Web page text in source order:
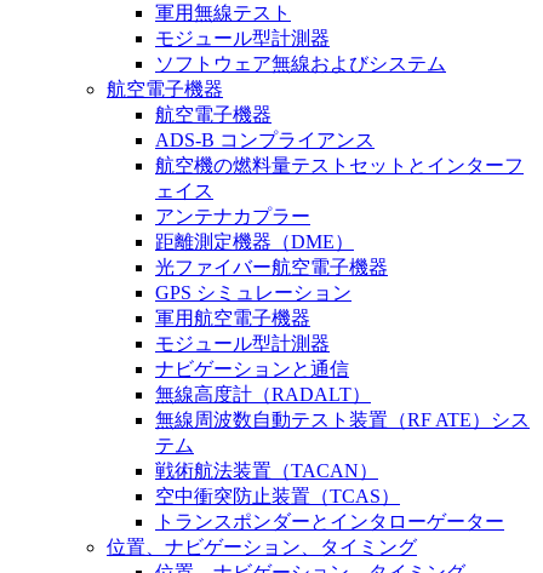
軍用無線テスト
モジュール型計測器
ソフトウェア無線およびシステム
航空電子機器
航空電子機器
ADS-B コンプライアンス
航空機の燃料量テストセットとインターフ
ェイス
アンテナカプラー
距離測定機器（DME）
光ファイバー航空電子機器
GPS シミュレーション
軍用航空電子機器
モジュール型計測器
ナビゲーションと通信
無線高度計（RADALT）
無線周波数自動テスト装置（RF ATE）シス
テム
戦術航法装置（TACAN）
空中衝突防止装置（TCAS）
トランスポンダーとインタローゲーター
位置、ナビゲーション、タイミング